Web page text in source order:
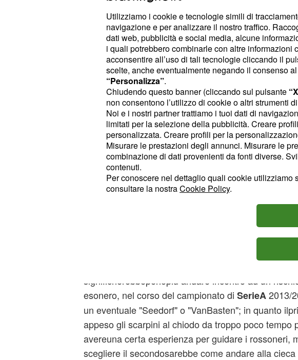
Una mossa dicalciomercatocondivisibile da molti
rossoneri se pensiamo i risultati cheha ottenuto il
livornese nella stagione appena conclusa conil
nonostante la perdita di molti "top player".
significherebbeperlopiù andare incontro ad un
esonero, nel corso del campionato di SerieA2013/
un eventuale "Seedorf" o "VanBasten"; in quanto
appeso gli scarpini al chiodo da troppo poco tempo
avereuna certa esperienza per guidare i rossoneri,
scegliere il secondosarebbe come andare alla
Utilizziamo i cookie e tecnologie simili di
navigazione e per analizzare il nostro traffico.
dati web, pubblicità e social media, alcune
i quali potrebbero combinarle con altre
acconsentire all’uso di tali tecnologie cliccando il
scelte, anche eventualmente negando il consenso
“Personalizza”.
Chiudendo questo banner (cliccando sul pulsante
non consentono l’utilizzo di cookie o altri strumenti
Noi e i nostri partner trattiamo i tuoi dati di
limitati per la selezione della pubblicità. Creare
personalizzata. Creare profili per la
Misurare le prestazioni degli annunci. Misurare le
combinazione di dati provenienti da fonti diverse.
contenuti.
Per conoscere nel dettaglio quali cookie
consultare la nostraCookie Policy.